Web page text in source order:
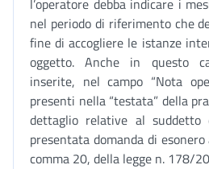
l’operatore debba indicare i
nel periodo di riferimento che
fine di accogliere le istanze
oggetto. Anche in questo
inserite, nel campo “Nota
presenti nella “testata” della
dettaglio relative al suddetto
presentata domanda di
comma 20, della legge n. 178/